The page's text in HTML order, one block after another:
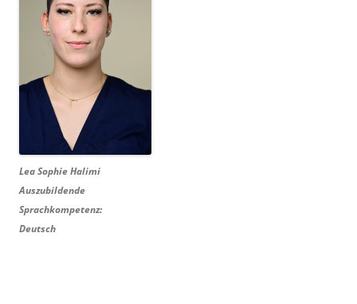
Lea Sophie Halimi
Auszubildende
Sprachkompetenz:
Deutsch